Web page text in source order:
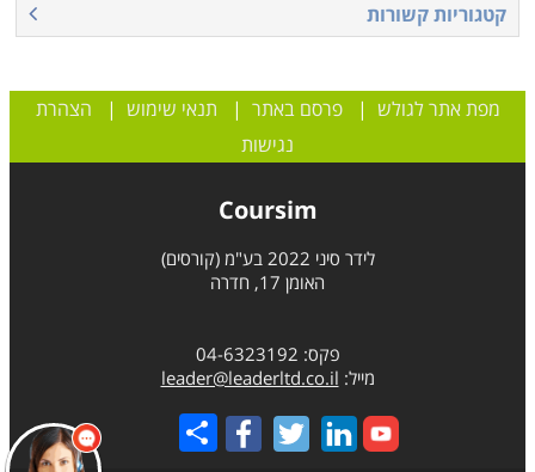
קטגוריות קשורות
מפת אתר לגולש |פרסם באתר | תנאי שימוש | הצהרת
נגישות
Coursim
לידר סיני 2022 בע"מ (קורסים)
האומן 17, חדרה
פקס: 04-6323192
מייל: leader@leaderltd.co.il
Share
שיחה.